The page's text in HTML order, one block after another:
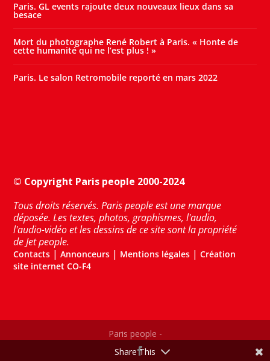
Paris. GL events rajoute deux nouveaux lieux dans sa
besace
Mort du photographe René Robert à Paris. « Honte de
cette humanité qui ne l’est plus ! »
Paris. Le salon Retromobile reporté en mars 2022
© Copyright Paris people 2000-2024
Tous droits réservés. Paris people est une marque
déposée. Les textes, photos, graphismes, l'audio,
l'audio-vidéo et les dessins de ce site sont la propriété
de Jet people.
Contacts |Annonceurs | Mentions légales |Création
site internet CO-F4
Paris people -
Share This